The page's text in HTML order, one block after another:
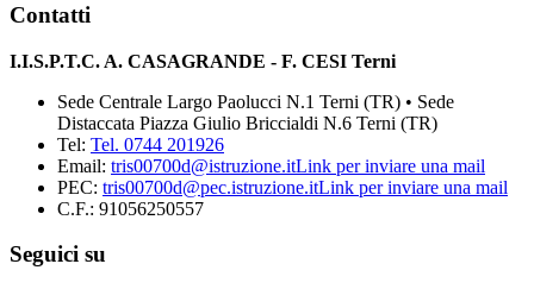
Contatti
I.I.S.P.T.C. A. CASAGRANDE - F. CESI Terni
Sede Centrale Largo Paolucci N.1 Terni (TR) • Sede
Distaccata Piazza Giulio Briccialdi N.6 Terni (TR)
Tel: Tel. 0744 201926
Email: tris00700d@istruzione.itLink per inviare una mail
PEC: tris00700d@pec.istruzione.itLink per inviare una mail
C.F.: 91056250557
Seguici su